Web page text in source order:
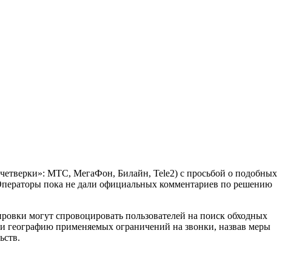
МТС, МегаФон, Билайн, Tele2) с просьбой о подобных
пока не дали официальных комментариев по решению
могут спровоцировать пользователей на поиск обходных
географию применяемых ограничений на звонки, назвав меры